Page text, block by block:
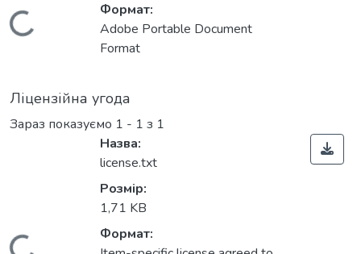
Вантажиться...
Формат:
Adobe Portable Document
Format
Ліцензійна угода
Зараз показуємо 1 - 1 з 1
Назва:
license.txt
Розмір:
1,71 KB
Формат: